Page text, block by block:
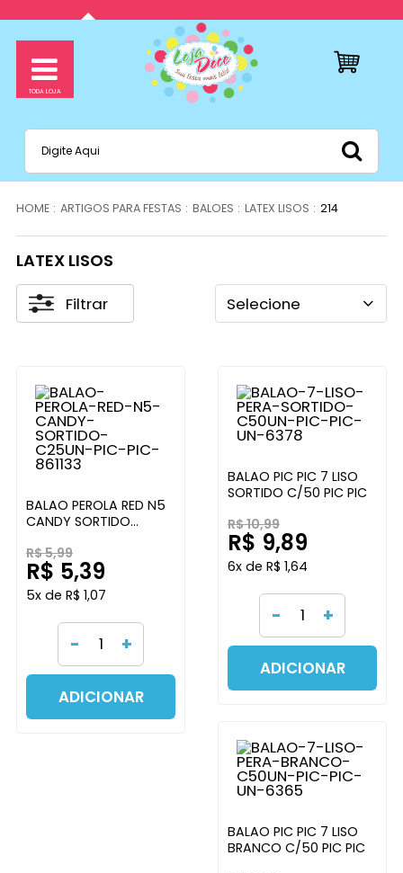
ARTIGOS PARA FESTAS BALOES LATEX LISOS 214
LATEX LISOS
Filtrar Selecione
BALAO PEROLA RED N5
CANDY SORTIDO
R$ 5,99
R$ 5,39
5x de R$ 1,07
- +
ADICIONAR
BALAO PIC PIC 7 LISO
SORTIDO C/50 PIC PIC
R$ 10,99
R$ 9,89
6x de R$ 1,64
- +
ADICIONAR
BALAO PIC PIC 7 LISO
BRANCO C/50 PIC PIC